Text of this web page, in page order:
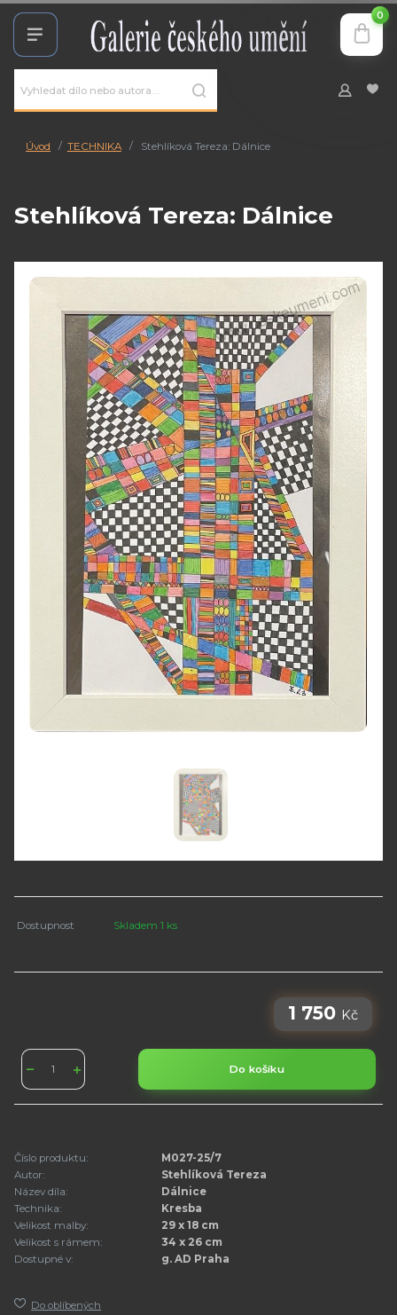
0
Úvod TECHNIKA Stehlíková Tereza: Dálnice
Stehlíková Tereza: Dálnice
Dostupnost Skladem 1 ks
1 750 Kč
Do košíku
Číslo produktu:
M027-25/7
Autor:
Stehlíková Tereza
Název díla:
Dálnice
Technika:
Kresba
Velikost malby:
29 x 18 cm
Velikost s rámem:
34 x 26 cm
Dostupné v:
g. AD Praha
Do oblíbených